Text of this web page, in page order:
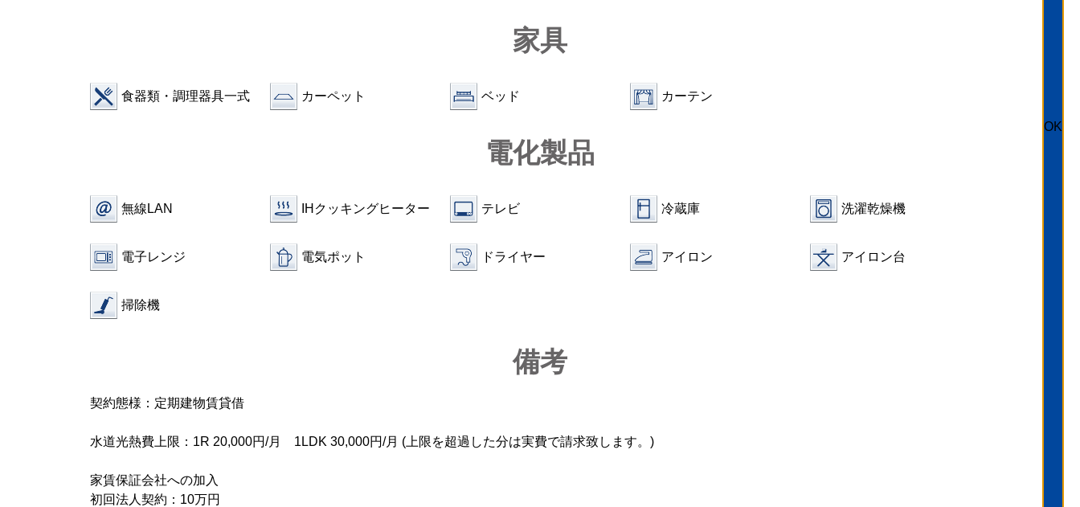
家具
食器類・調理器具一式 カーペット ベッド カーテン
電化製品
無線LAN IHクッキングヒーター テレビ 冷蔵庫 洗濯乾燥機
電子レンジ 電気ポット ドライヤー アイロン アイロン台
掃除機
備考
契約態様：定期建物賃貸借
水道光熱費上限：1R 20,000円/月 1LDK 30,000円/月 (上限を超過した分は実費で請求致します。)
家賃保証会社への加入
初回法人契約：10万円
OK